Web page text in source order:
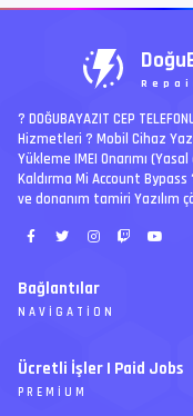
? DOĞUBAYAZIT CEP
Hizmetleri ? Mobil Cihaz
Yükleme IMEI Onarımı
Kaldırma Mi Account Bypass
ve donanım tamiri Yazılım
Bağlantılar
NAVIGATION
Arşiv
Ajanda
Ücretli İşler | Paid Jobs
PREMIUM